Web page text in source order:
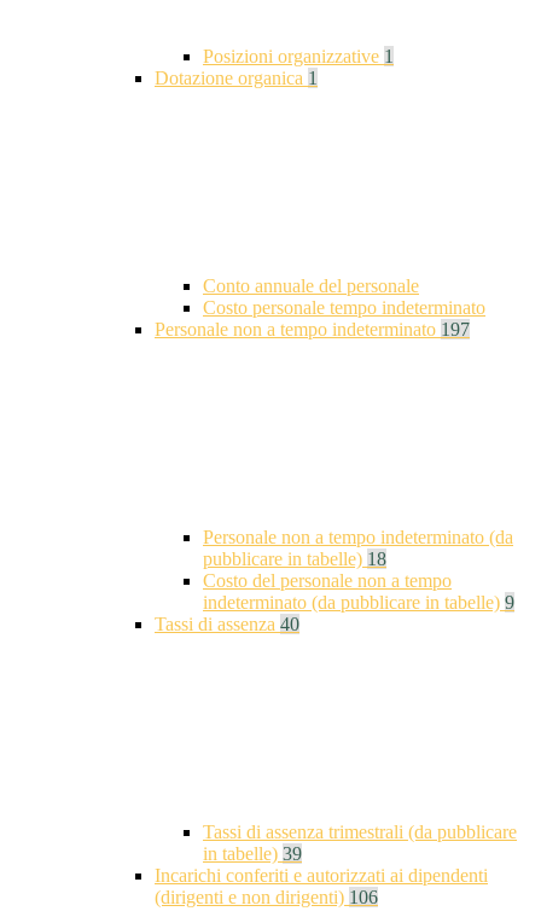
Posizioni organizzative 1
Dotazione organica 1
Conto annuale del personale
Costo personale tempo indeterminato
Personale non a tempo indeterminato 197
Personale non a tempo indeterminato (da
pubblicare in tabelle) 18
Costo del personale non a tempo
indeterminato (da pubblicare in tabelle) 9
Tassi di assenza 40
Tassi di assenza trimestrali (da pubblicare
in tabelle) 39
Incarichi conferiti e autorizzati ai dipendenti
(dirigenti e non dirigenti) 106